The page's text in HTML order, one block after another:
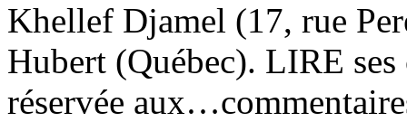
Khellef Djamel (17, rue
Hubert (Québec). LIRE ses
réservée